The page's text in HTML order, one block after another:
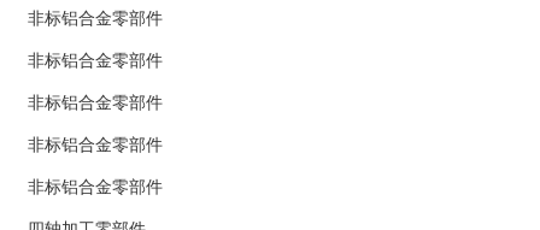
非标铝合金零部件
非标铝合金零部件
非标铝合金零部件
非标铝合金零部件
非标铝合金零部件